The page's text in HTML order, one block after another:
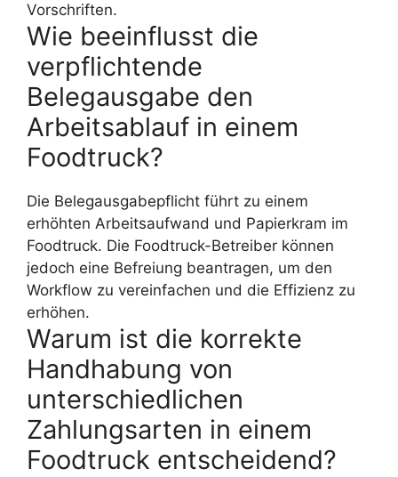
Vorschriften.
Wie beeinflusst die
verpflichtende
Belegausgabe den
Arbeitsablauf in einem
Foodtruck?
Die Belegausgabepflicht führt zu einem
erhöhten Arbeitsaufwand und Papierkram im
Foodtruck. Die Foodtruck-Betreiber können
jedoch eine Befreiung beantragen, um den
Workflow zu vereinfachen und die Effizienz zu
erhöhen.
Warum ist die korrekte
Handhabung von
unterschiedlichen
Zahlungsarten in einem
Foodtruck entscheidend?